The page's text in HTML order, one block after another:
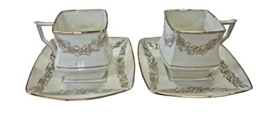
Archiv
Naše
služby